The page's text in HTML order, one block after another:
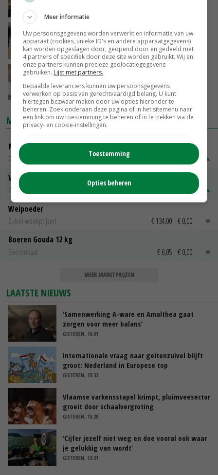
Meeste melkprijzen stijgen licht
28-03-2024
EU-melkprijs stijgt waar elders de prijzen
juist dalen
01-03-2024
MARKTPRIJZEN
Magere melkpoeder
Zuivel weekprijzen
Volle melkpoeder
Zuivel weekprijzen
€ 20,00
Weipoeder
Zuivel weekprijzen
€ 134,00 € 0,00
Boeren Gouda 12 kg
Boerenkaas
€ 6,05 € 0,00
MEER MARKTPRIJZEN
LAATSTE NIEUWS
‘Samenwerking A-ware en Amalthea gaat
zorgen voor meer balans’
GISTEREN, 16:01
Internationale vraag naar geitenzuivel blijft
groot: Nederland in Europese top
GISTEREN, 15:33
Vlaamse varkensstapel krimpt, pluimveesector
groeit door schaalvergroting
GISTEREN, 15:20
‘Cijfer jezelf niet weg en doe vooral ook waar
je gelukkig van wordt’
GISTEREN, 13:31
Meer informatie
Uw persoonsgegevens worden verwerkt en informatie van uw
apparaat (cookies, unieke ID's en andere apparaatgegevens)
kan worden opgeslagen door, geopend door en gedeeld met
4 partners of specifiek door deze site worden gebruikt. Wij en
onze partners kunnen precieze geolocatiegegevens
gebruiken. Lijst met partners.
Bepaalde leveranciers kunnen uw persoonsgegevens
verwerken op basis van gerechtvaardigd belang. U kunt
hiertegen bezwaar maken door uw opties hieronder te
beheren. Zoek onderaan deze pagina of in het sitemenu naar
een link om uw toestemming te beheren of in te trekken via de
privacy- en cookie-instellingen.
Toestemming
Opties beheren